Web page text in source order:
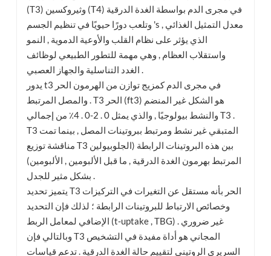
(T3) وثيروكسين (T4) في مجرى الدم بواسطة الغدة الدرقية
وتلعب دورًا حيويًا في تنظيم الجسم 's معدل التمثيل الغذائي ,
الذي يؤثر على نظام القلب والأوعية الدموية , النمو
واستقلاب العظام , وهي مهمة للتطور الطبيعي لوظائف
يدور t3 في مجرى الدم كمزيج توازن من الهرمون الحر
والمصل المرتبط . T3 الحر (ft3) هو الشكل غير المنضم
والنشط بيولوجيًا , والذي يمثل 0 . 2-0 . 4٪ من إجمالي T3 .
T3 المتبقي غير نشط ومرتبط ببروتينات المصل , بينما تمت
مناقشة توزيع T3 بين هذه البروتينات الرابطة (الجلوبيولين
المرتبط بهرمون الغدة الدرقية , ما قبل الألبومين , الألبومين)
يتميز تحديد T3 الحر بأنه مستقل عن التغيرات في التركيزات
وخصائص الارتباط للبروتينات الرابطة ؛ لذلك فإن التحديد
الإضافي لمعامل الربط (t-uptake , TBG) غير ضروري .
وبالتالي فإن T3 المجاني هو أداة مفيدة في التشخيص
السريري الروتيني لتقييم حالة الغدة الدرقية . تدعم قياسات